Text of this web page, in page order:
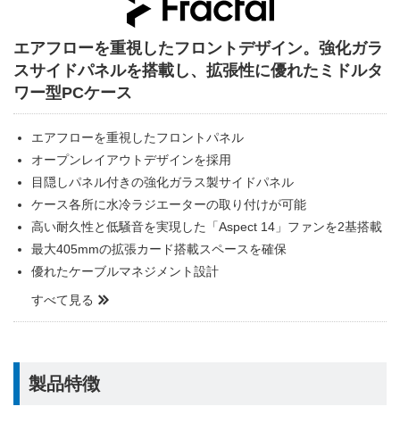
エアフローを重視したフロントデザイン。強化ガラ
スサイドパネルを搭載し、拡張性に優れたミドルタ
ワー型PCケース
エアフローを重視したフロントパネル
オープンレイアウトデザインを採用
目隠しパネル付きの強化ガラス製サイドパネル
ケース各所に水冷ラジエーターの取り付けが可能
高い耐久性と低騒音を実現した「Aspect 14」ファンを2基搭載
最大405mmの拡張カード搭載スペースを確保
優れたケーブルマネジメント設計
すべて見る
製品特徴